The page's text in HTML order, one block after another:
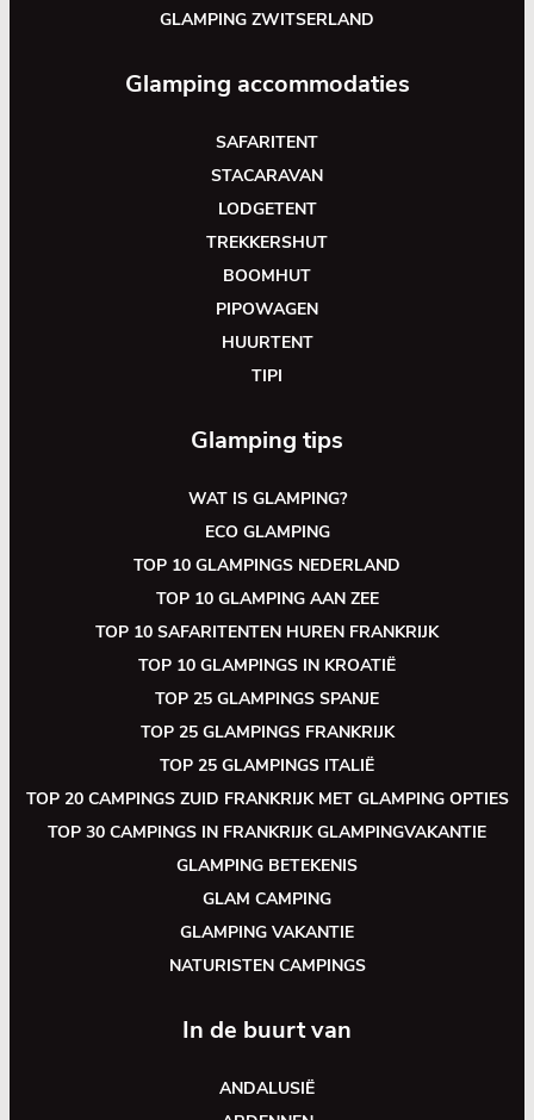
GLAMPING ZWITSERLAND
Glamping accommodaties
SAFARITENT
STACARAVAN
LODGETENT
TREKKERSHUT
BOOMHUT
PIPOWAGEN
HUURTENT
TIPI
Glamping tips
WAT IS GLAMPING?
ECO GLAMPING
TOP 10 GLAMPINGS NEDERLAND
TOP 10 GLAMPING AAN ZEE
TOP 10 SAFARITENTEN HUREN FRANKRIJK
TOP 10 GLAMPINGS IN KROATIË
TOP 25 GLAMPINGS SPANJE
TOP 25 GLAMPINGS FRANKRIJK
TOP 25 GLAMPINGS ITALIË
TOP 20 CAMPINGS ZUID FRANKRIJK MET GLAMPING OPTIES
TOP 30 CAMPINGS IN FRANKRIJK GLAMPINGVAKANTIE
GLAMPING BETEKENIS
GLAM CAMPING
GLAMPING VAKANTIE
NATURISTEN CAMPINGS
In de buurt van
ANDALUSIË